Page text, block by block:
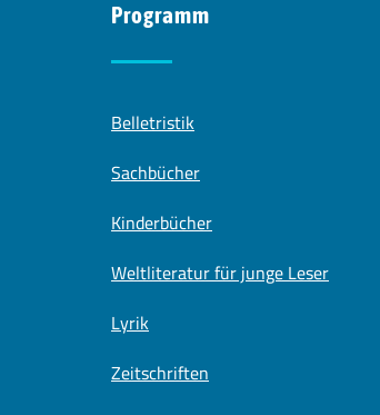
Programm
Belletristik
Sachbücher
Kinderbücher
Weltliteratur für junge Leser
Lyrik
Zeitschriften